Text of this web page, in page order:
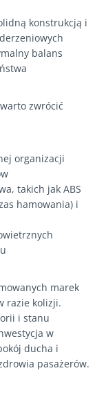
konstrukcją i
balans
zwrócić
organizacji
takich jak ABS
hamowania) i
marek
razie kolizji.
i stanu
w
ducha i
pasażerów.